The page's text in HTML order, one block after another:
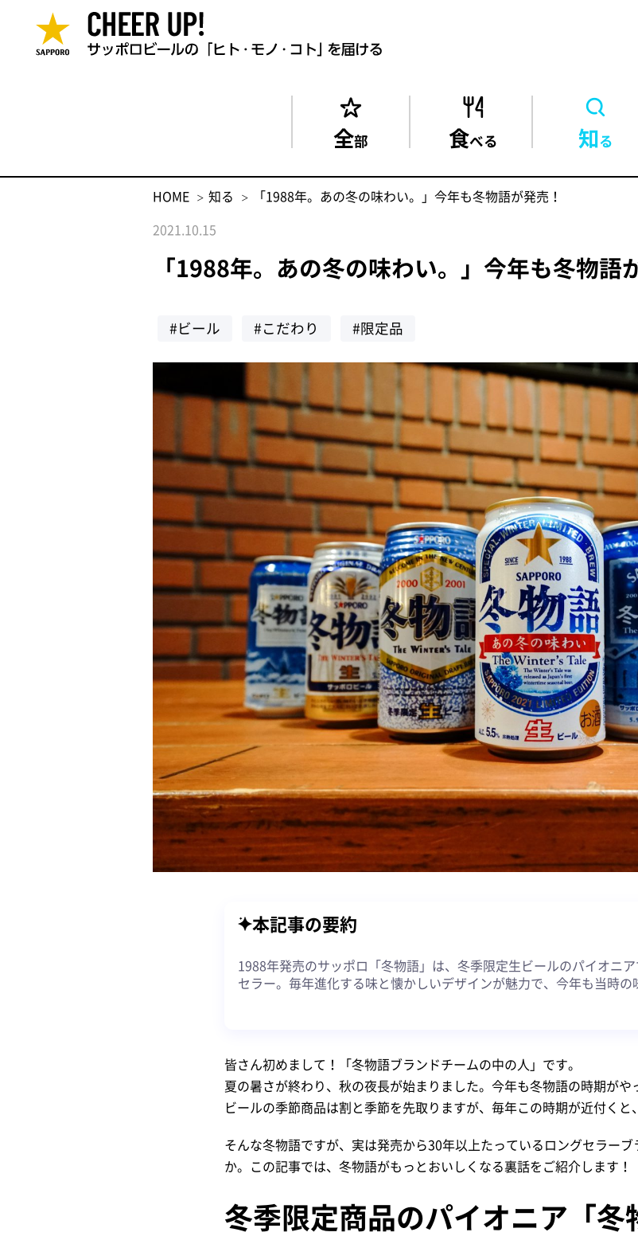
全部 食べる 知る
HOME 知る
「1988年。あの冬の味わい。」今年も冬物語が発売！
2021.10.15
「1988年。あの冬の味わい。」今年も冬物語
#ビール #こだわり #限定品
本記事の要約
1988年発売のサッポロ「冬物語」は、冬季限定生ビールのパイオニ
セラー。毎年進化する味と懐かしいデザインが魅力で、今年も当時の
皆さん初めまして！「冬物語ブランドチームの中の人」です。
夏の暑さが終わり、秋の夜長が始まりました。今年も冬物語の時期がや
ビールの季節商品は割と季節を先取りますが、毎年この時期が近付くと
そんな冬物語ですが、実は発売から30年以上たっているロングセラー
か。この記事では、冬物語がもっとおいしくなる裏話をご紹介します！
冬季限定商品のパイオニア「冬